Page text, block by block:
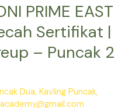
PRIME EAST
Sertifikat |
– Puncak 2
Dua,Kavling Puncak,